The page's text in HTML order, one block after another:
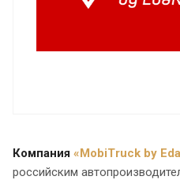
Компания «MobiTruck by
российским